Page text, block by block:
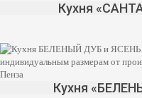
Кухня
Кухня